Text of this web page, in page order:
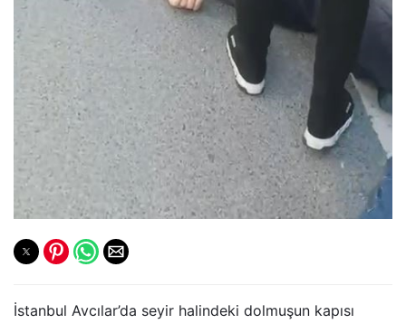
İstanbul Avcılar’da seyir halindeki dolmuşun kapısı